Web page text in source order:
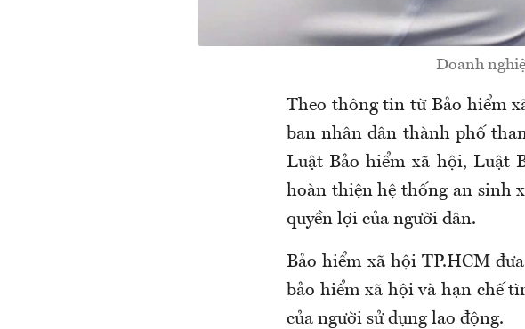
Doanh
Theo thông tin từ Bảo hiểm
ban nhân dân thành phố
Luật Bảo hiểm xã hội, Luật
hoàn thiện hệ thống an sinh
quyền lợi của người dân.
Bảo hiểm xã hội TP.HCM
bảo hiểm xã hội và hạn chế
của người sử dụng lao động.